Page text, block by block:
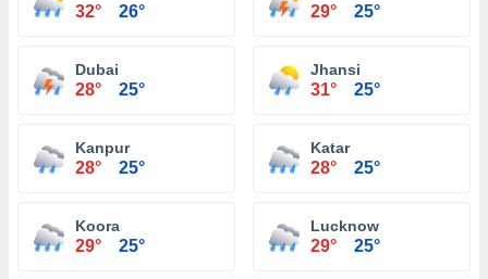
32° 26° 29° 25°
Dubai
28° 25°
Jhansi
31° 25°
Kanpur
28° 25°
Katar
28° 25°
Koora
29° 25°
Lucknow
29° 25°